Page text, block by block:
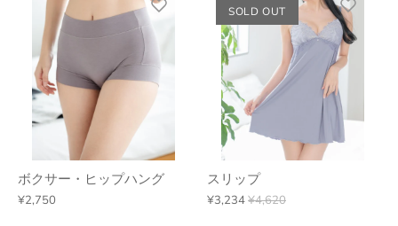
ボクサー・ヒップハング
¥2,750
SOLD OUT
スリップ
¥3,234¥4,620